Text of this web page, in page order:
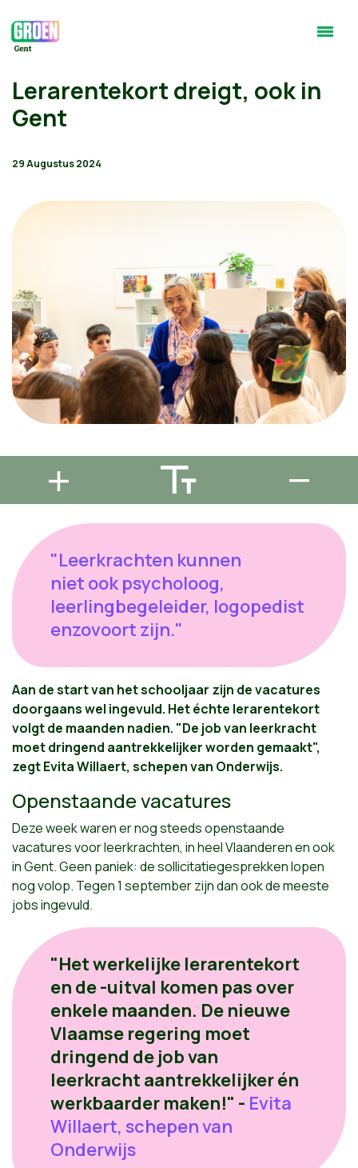
Lerarentekort dreigt, ook in
Gent
29 Augustus 2024
"Leerkrachten kunnen
niet ook psycholoog,
leerlingbegeleider, logopedist
enzovoort zijn."
Aan de start van het schooljaar zijn de vacatures
doorgaans wel ingevuld. Het échte lerarentekort
volgt de maanden nadien. "De job van leerkracht
moet dringend aantrekkelijker worden gemaakt",
zegt Evita Willaert, schepen van Onderwijs.
Openstaande vacatures
Deze week waren er nog steeds openstaande
vacatures voor leerkrachten, in heel Vlaanderen en ook
in Gent. Geen paniek: de sollicitatiegesprekken lopen
nog volop. Tegen 1 september zijn dan ook de meeste
jobs ingevuld.
"Het werkelijke lerarentekort
en de -uitval komen pas over
enkele maanden. De nieuwe
Vlaamse regering moet
dringend de job van
leerkracht aantrekkelijker én
werkbaarder maken!" - Evita
Willaert, schepen van
Onderwijs